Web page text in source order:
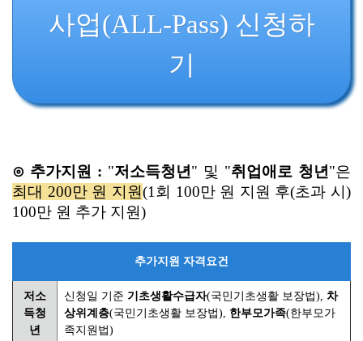
사업(ALL-Pass) 신청하
기
⊙ 추가지원 : "저소득청년 " 및 "취업애로 청년 "은
최대 200만 원 지원(1회 100만 원 지원 후(초과 시)
100만 원 추가 지원)
추가지원 자격요건
저소
득청
년
신청일 기준 기초생활수급자(국민기초생활 보장법), 차
상위계층(국민기초생활 보장법), 한부모가족(한부모가
족지원법)